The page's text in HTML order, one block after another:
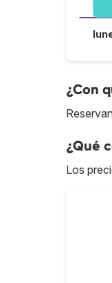
¿Con
¿Qué
Los